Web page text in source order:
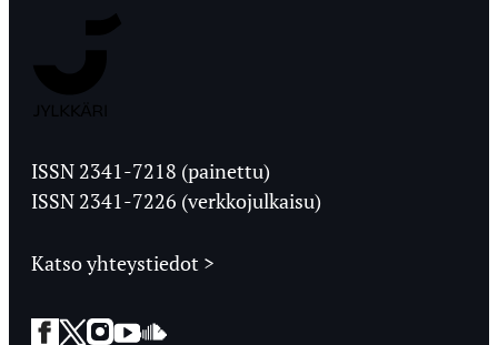
Ylioppilaslehti
ISSN 2341-7218 (painettu)
ISSN 2341-7226 (verkkojulkaisu)
Katso yhteystiedot >
Facebook
Twitter
Instagram
YouTube
SoundCloud